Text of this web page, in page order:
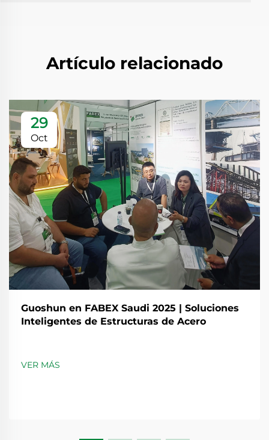
Artículo relacionado
29
Oct
Guoshun en FABEX Saudi 2025 | Soluciones
Inteligentes de Estructuras de Acero
VER MÁS